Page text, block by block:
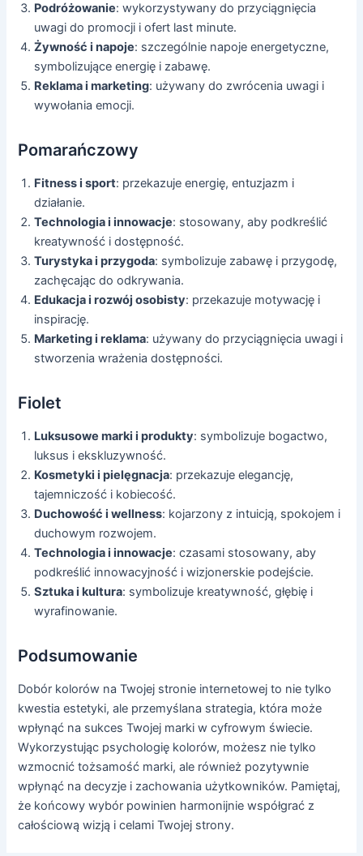
Podróżowanie: wykorzystywany do przyciągnięcia
uwagi do promocji i ofert last minute.
Żywność i napoje: szczególnie napoje energetyczne,
symbolizujące energię i zabawę.
Reklama i marketing: używany do zwrócenia uwagi i
wywołania emocji.
Pomarańczowy
Fitness i sport: przekazuje energię, entuzjazm i
działanie.
Technologia i innowacje: stosowany, aby podkreślić
kreatywność i dostępność.
Turystyka i przygoda: symbolizuje zabawę i przygodę,
zachęcając do odkrywania.
Edukacja i rozwój osobisty: przekazuje motywację i
inspirację.
Marketing i reklama: używany do przyciągnięcia uwagi i
stworzenia wrażenia dostępności.
Fiolet
Luksusowe marki i produkty: symbolizuje bogactwo,
luksus i ekskluzywność.
Kosmetyki i pielęgnacja: przekazuje elegancję,
tajemniczość i kobiecość.
Duchowość i wellness: kojarzony z intuicją, spokojem i
duchowym rozwojem.
Technologia i innowacje: czasami stosowany, aby
podkreślić innowacyjność i wizjonerskie podejście.
Sztuka i kultura: symbolizuje kreatywność, głębię i
wyrafinowanie.
Podsumowanie
Dobór kolorów na Twojej stronie internetowej to nie tylko
kwestia estetyki, ale przemyślana strategia, która może
wpłynąć na sukces Twojej marki w cyfrowym świecie.
Wykorzystując psychologię kolorów, możesz nie tylko
wzmocnić tożsamość marki, ale również pozytywnie
wpłynąć na decyzje i zachowania użytkowników. Pamiętaj,
że końcowy wybór powinien harmonijnie współgrać z
całościową wizją i celami Twojej strony.